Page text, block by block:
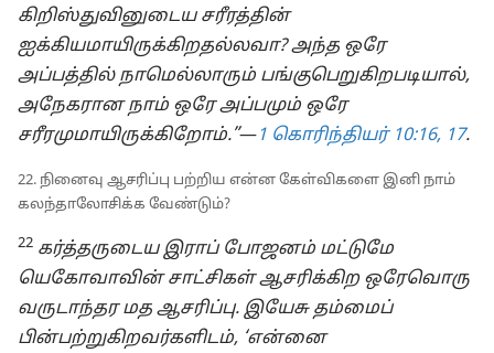
கிறிஸ்துவினுடைய சரீரத்தின்
ஐக்கியமாயிருக்கிறதல்லவா? அந்த ஒரே
அப்பத்தில் நாமெல்லாரும் பங்குபெறுகிறபடியால்,
அநேகரான நாம் ஒரே அப்பமும் ஒரே
சரீரமுமாயிருக்கிறோம்.”​—⁠ 1 கொரிந்தியர் 10:16, 17.
22. நினைவு ஆசரிப்பு பற்றிய என்ன கேள்விகளை இனி நாம்
கலந்தாலோசிக்க வேண்டும்?
22 கர்த்தருடைய இராப் போஜனம் மட்டுமே
யெகோவாவின் சாட்சிகள் ஆசரிக்கிற ஒரேவொரு
வருடாந்தர மத ஆசரிப்பு. இயேசு தம்மைப்
பின்பற்றுகிறவர்களிடம், ‘என்னை